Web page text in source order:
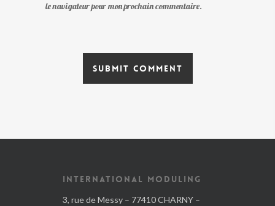
le navigateur pour mon prochain commentaire.
INTERNATIONAL MODULING
3, rue de Messy – 77410 CHARNY –